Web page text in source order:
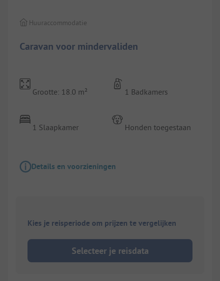
Caravan voor mindervaliden
Huuraccommodatie
Grootte: 18.0 m²
1 Slaapkamer
1 Badkamers
Honden toegestaan
Details en voorzieningen
Kies je reisperiode om prijzen te vergelijken
Selecteer je reisdata